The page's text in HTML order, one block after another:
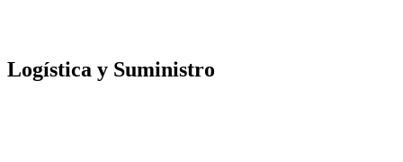
Logística y Suministro